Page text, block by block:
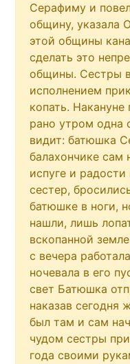
Серафиму и
общину, указала
этой общины
сделать это
общины. Сестры
исполнением
копать.
рано утром одна
видит: батюшка
балахончике сам
испуге и радости
сестер,
батюшке в ноги,
нашли, лишь
вскопанной
с вечера
ночевала в его
свет Батюшка
наказав сегодня
был там и сам
чудом сестры
года своими